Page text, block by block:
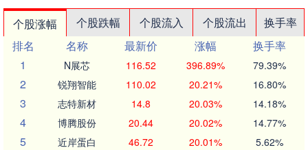
个股涨幅 个股跌幅 个股流入 个股流出
换手率
排名
名称 最新价 涨幅
换手率
1
N展芯 116.52 396.89% 79.39%
2 锐翔智能 110.02 20.21% 16.80%
3 志特新材 14.8 20.03% 14.18%
4 博腾股份 20.44 20.02% 14.77%
5 近岸蛋白 46.72 20.01% 5.62%